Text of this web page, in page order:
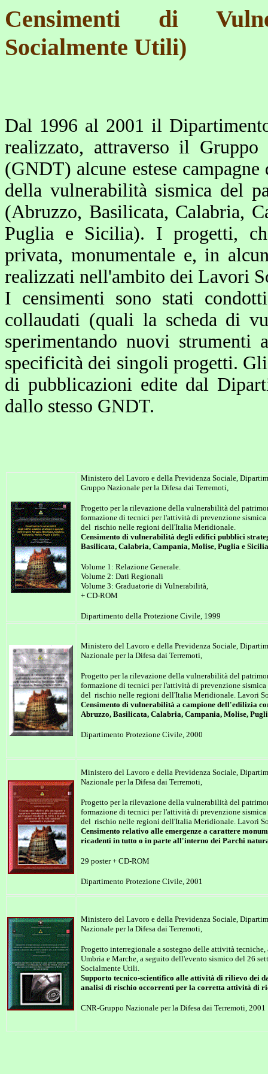
Censimenti di
Socialmente Utili)
Dal 1996 al 2001 il
realizzato, attraverso il
(GNDT) alcune estese
della vulnerabilità sismica del
(Abruzzo, Basilicata, Calabria,
Puglia e Sicilia). I progetti,
privata, monumentale e, in
realizzati nell'ambito dei Lavori
I censimenti sono stati
collaudati (quali la scheda di
sperimentando nuovi strumenti
specificità dei singoli progetti.
di pubblicazioni edite dal
dallo stesso GNDT.
Ministero del Lavoro e della Previdenza Sociale,
Gruppo Nazionale per la Difesa dai Terremoti,
Progetto per la rilevazione della vulnerabilità del
formazione di tecnici per l'attività di prevenzione
del rischio nelle regioni dell'Italia Meridionale.
Censimento di vulnerabilità degli edifici pubblici
Basilicata, Calabria, Campania, Molise, Puglia e
Volume 1: Relazione Generale.
Volume 2: Dati Regionali
Volume 3: Graduatorie di Vulnerabilità,
+ CD-ROM
Dipartimento della Protezione Civile, 1999
Ministero del Lavoro e della Previdenza Sociale,
Nazionale per la Difesa dai Terremoti,
Progetto per la rilevazione della vulnerabilità del
formazione di tecnici per l'attività di prevenzione
del rischio nelle regioni dell'Italia Meridionale. Lavori
Censimento di vulnerabilità a campione dell'edilizia
Abruzzo, Basilicata, Calabria, Campania, Molise,
Dipartimento Protezione Civile, 2000
Ministero del Lavoro e della Previdenza Sociale,
Nazionale per la Difesa dai Terremoti,
Progetto per la rilevazione della vulnerabilità del
formazione di tecnici per l'attività di prevenzione
del rischio nelle regioni dell'Italia Meridionale. Lavori
Censimento relativo alle emergenze a carattere
ricadenti in tutto o in parte all'interno dei Parchi
29 poster + CD-ROM
Dipartimento Protezione Civile, 2001
Ministero del Lavoro e della Previdenza Sociale,
Nazionale per la Difesa dai Terremoti,
Progetto interregionale a sostegno delle attività
Umbria e Marche, a seguito dell'evento sismico del 26
Socialmente Utili.
Supporto tecnico-scientifico alle attività di rilievo dei
analisi di rischio occorrenti per la corretta attività di
CNR-Gruppo Nazionale per la Difesa dai Terremoti, 2001